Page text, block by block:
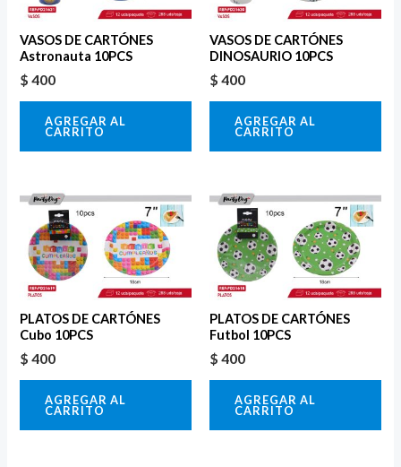
VASOS DE CARTÓNES
Astronauta 10PCS
$ 400
AGREGAR AL
CARRITO
VASOS DE CARTÓNES
DINOSAURIO 10PCS
$ 400
AGREGAR AL
CARRITO
PLATOS DE CARTÓNES
Cubo 10PCS
$ 400
AGREGAR AL
CARRITO
PLATOS DE CARTÓNES
Futbol 10PCS
$ 400
AGREGAR AL
CARRITO